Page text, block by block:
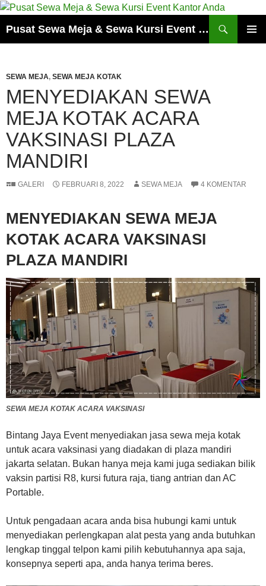
Pusat Sewa Meja & Sewa Kursi Event Kantor Anda
SEWA MEJA, SEWA MEJA KOTAK
MENYEDIAKAN SEWA
MEJA KOTAK ACARA
VAKSINASI PLAZA
MANDIRI
GALERI FEBRUARI 8, 2022 SEWA MEJA 4 KOMENTAR
MENYEDIAKAN SEWA MEJA
KOTAK ACARA VAKSINASI
PLAZA MANDIRI
SEWA MEJA KOTAK ACARA VAKSINASI
Bintang Jaya Event menyediakan jasa sewa meja kotak
untuk acara vaksinasi yang diadakan di plaza mandiri
jakarta selatan. Bukan hanya meja kami juga sediakan bilik
vaksin partisi R8, kursi futura raja, tiang antrian dan AC
Portable.
Untuk pengadaan acara anda bisa hubungi kami untuk
menyediakan perlengkapan alat pesta yang anda butuhkan
lengkap tinggal telpon kami pilih kebutuhannya apa saja,
konsepnya seperti apa, anda hanya terima beres.